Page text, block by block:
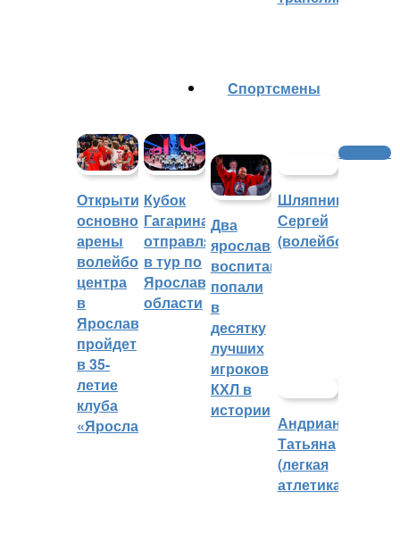
Открытие
основной
арены
волейбольного
центра
в
Ярославле
пройдет
в 35-
летие
клуба
«Ярославич»
Кубок
Гагарина
отправляется
в тур по
Ярославской
области
Cпортсмены
Два
ярославских
воспитанника
попали
в
десятку
лучших
игроков
КХЛ в
истории
Шляпников
Сергей
(волейбол)
Андрианова
Татьяна
(легкая
атлетика)
Автоспорт